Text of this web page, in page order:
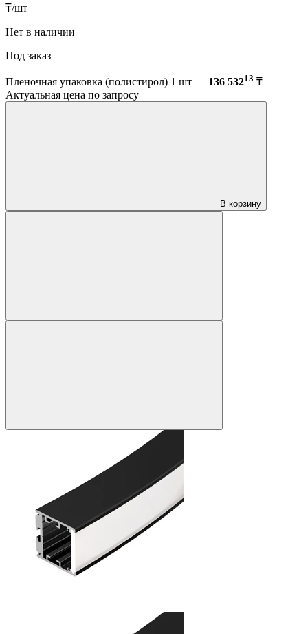
₸/шт
Нет в наличии
Под заказ
Пленочная упаковка (полистирол) 1 шт — 136 53213 ₸
Актуальная цена по запросу
В корзину